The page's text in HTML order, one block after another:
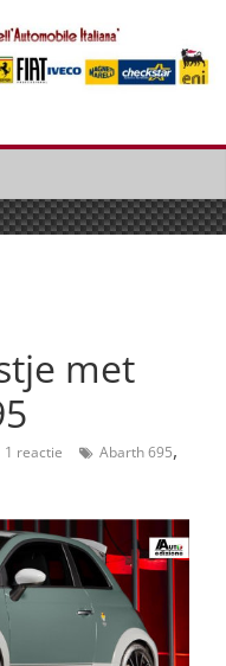
met
1 reactie Abarth 695,